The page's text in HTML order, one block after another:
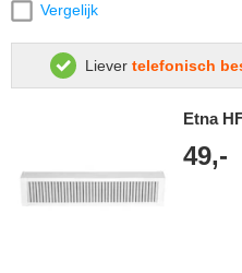
Vergelijk
Liever telefonisch
Etna
49,-